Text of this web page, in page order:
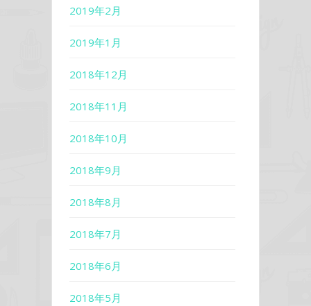
2019年2月
2019年1月
2018年12月
2018年11月
2018年10月
2018年9月
2018年8月
2018年7月
2018年6月
2018年5月